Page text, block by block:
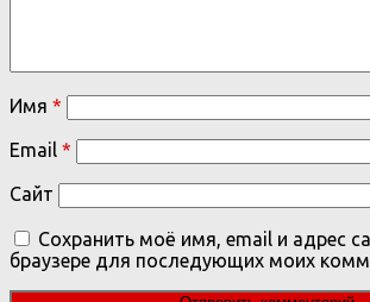
Имя *
Email *
Сайт
Сохранить моё имя, email и адрес
браузере для последующих моих